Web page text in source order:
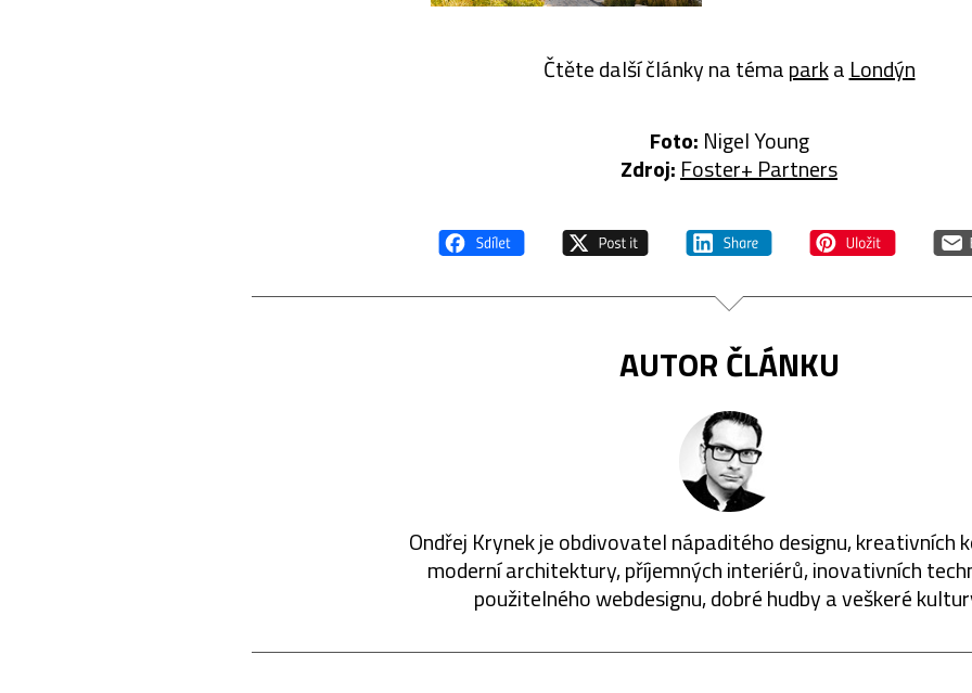
Čtěte další články na témaparka Londýn
Foto: Nigel Young
Zdroj: Foster+ Partners
AUTOR ČLÁNKU
Ondřej Krynek je obdivovatel nápaditého designu, kreativních
moderní architektury, příjemných interiérů, inovativních
použitelného webdesignu, dobré hudby a veškeré